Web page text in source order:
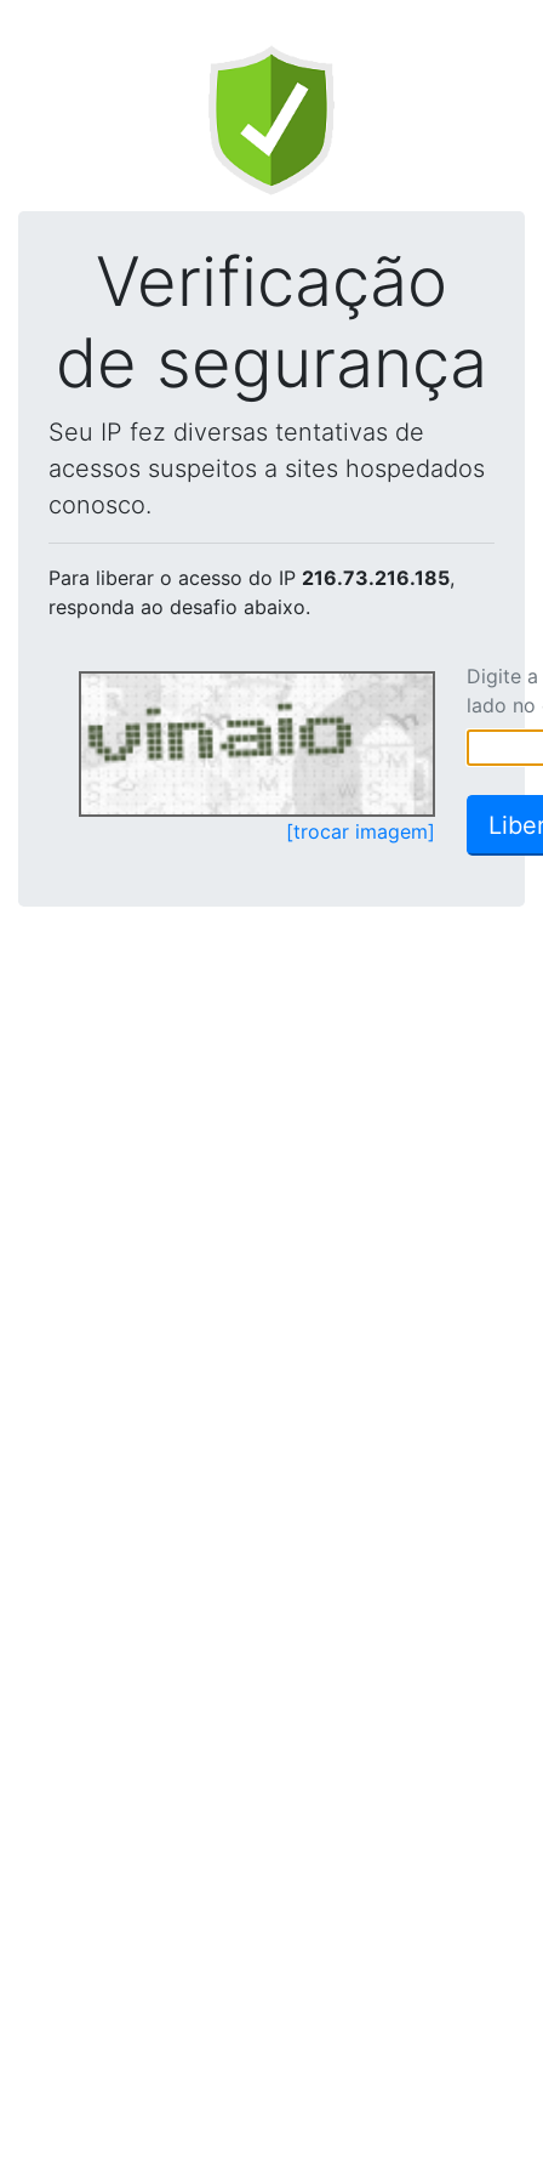
Verificação
de segurança
Seu IP fez diversas tentativas de
acessos suspeitos a sites hospedados
conosco.
Para liberar o acesso do IP 216.73.216.185,
responda ao desafio abaixo.
[trocar imagem]
Digite
lado no